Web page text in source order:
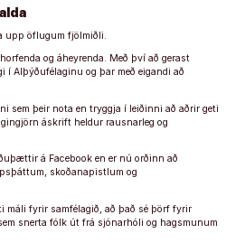
upp öflugum fjölmiðli.
og áheyrenda. Með því að gerast
í Alþýðufélaginu og þar með eigandi að
sem þeir nota en tryggja í leiðinni að aðrir geti
áskrift heldur rausnarleg og
á Facebook en er nú orðinn að
skoðanapistlum og
máli fyrir samfélagið, að það sé þörf fyrir
snerta fólk út frá sjónarhóli og hagsmunum